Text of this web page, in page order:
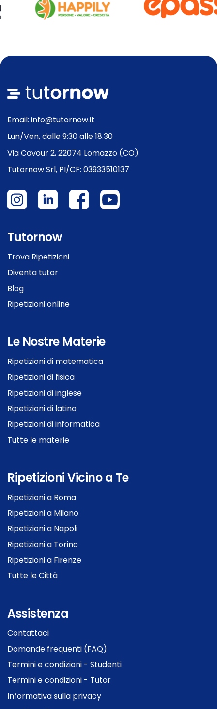
Email: info@tutornow.it
Lun/Ven, dalle 9:30 alle 18.30
Via Cavour 2, 22074 Lomazzo (CO)
Tutornow Srl, PI/CF: 03933510137
Tutornow
Trova Ripetizioni
Diventa tutor
Blog
Ripetizioni online
Le Nostre Materie
Ripetizioni di matematica
Ripetizioni di fisica
Ripetizioni di inglese
Ripetizioni di latino
Ripetizioni di informatica
Tutte le materie
Ripetizioni Vicino a Te
Ripetizioni a Roma
Ripetizioni a Milano
Ripetizioni a Napoli
Ripetizioni a Torino
Ripetizioni a Firenze
Tutte le Città
Assistenza
Contattaci
Domande frequenti (FAQ)
Termini e condizioni - Studenti
Termini e condizioni - Tutor
Informativa sulla privacy